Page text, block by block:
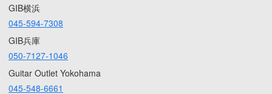
GIB横浜
045-594-7308
GIB兵庫
050-7127-1046
Guitar Outlet Yokohama
045-548-6661